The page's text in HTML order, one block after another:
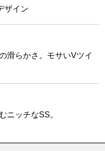
ザイン
滑らかさ。モサいVツイ
ニッチなSS。